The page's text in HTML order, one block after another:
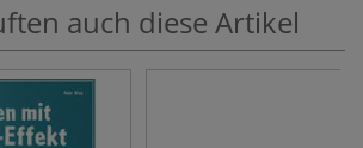
auch diese Artikel